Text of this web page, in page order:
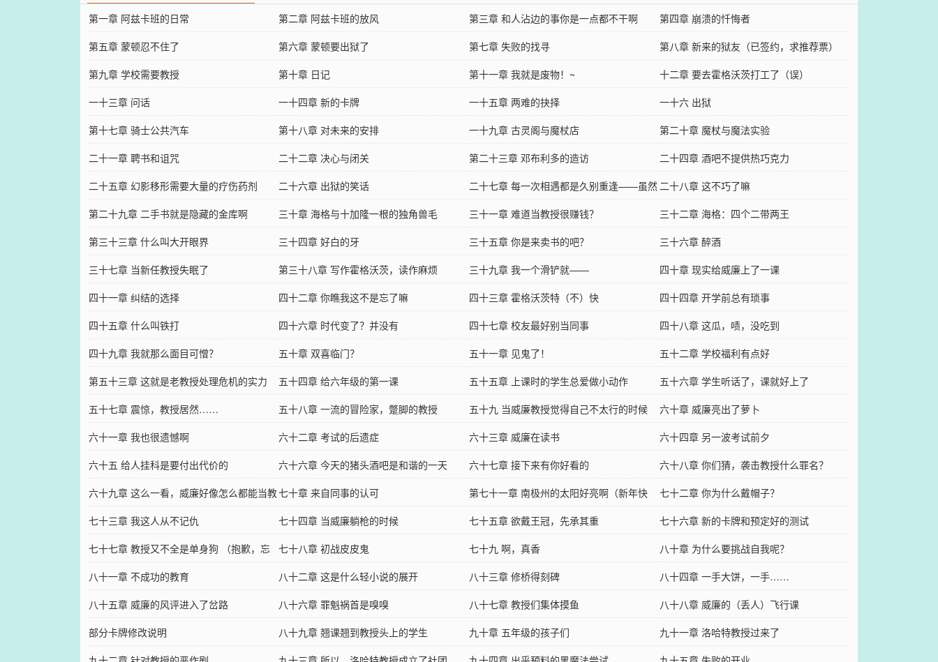
第一章 阿兹卡班的日常 第二章 阿兹卡班的放风 第三章 和人沾边的事你是一点都不干啊
第四章 崩溃的忏悔者
第五章 蒙顿忍不住了
第六章 蒙顿要出狱了 第七章 失败的找寻
第八章 新来的狱友（已签约，求推荐票）
第九章 学校需要教授
第十章 日记 第十一章 我就是废物！~
十二章 要去霍格沃茨打工了（误）
一十三章 问话
一十四章 新的卡牌 一十五章 两难的抉择
一十六 出狱
第十七章 骑士公共汽车
第十八章 对未来的安排 一十九章 古灵阁与魔杖店
第二十章 魔杖与魔法实验
二十一章 聘书和诅咒
二十二章 决心与闭关 第二十三章 邓布利多的造访
二十四章 酒吧不提供热巧克力
二十五章 幻影移形需要大量的疗伤药剂
二十六章 出狱的笑话
二十七章 每一次相遇都是久别重逢——虽然
你不想见我
二十八章 这不巧了嘛
第二十九章 二手书就是隐藏的金库啊
三十章 海格与十加隆一根的独角兽毛 三十一章 难道当教授很赚钱？
三十二章 海格：四个二带两王
第三十三章 什么叫大开眼界
三十四章 好白的牙 三十五章 你是来卖书的吧？
三十六章 醉酒
三十七章 当新任教授失眠了
第三十八章 写作霍格沃茨，读作麻烦 三十九章 我一个滑铲就——
四十章 现实给威廉上了一课
四十一章 纠结的选择
四十二章 你瞧我这不是忘了嘛 四十三章 霍格沃茨特（不）快
四十四章 开学前总有琐事
四十五章 什么叫铁打
四十六章 时代变了？并没有 四十七章 校友最好别当同事
四十八章 这瓜，啧，没吃到
四十九章 我就那么面目可憎？
五十章 双喜临门？ 五十一章 见鬼了！
五十二章 学校福利有点好
第五十三章 这就是老教授处理危机的实力
嘛？
五十四章 给六年级的第一课 五十五章 上课时的学生总爱做小动作
五十六章 学生听话了，课就好上了
五十七章 震惊，教授居然……
五十八章 一流的冒险家，蹩脚的教授 五十九 当威廉教授觉得自己不太行的时候
六十章 威廉亮出了萝卜
六十一章 我也很遗憾啊
六十二章 考试的后遗症 六十三章 威廉在读书
六十四章 另一波考试前夕
六十五 给人挂科是要付出代价的
六十六章 今天的猪头酒吧是和谐的一天 六十七章 接下来有你好看的
六十八章 你们猜，袭击教授什么罪名？
六十九章 这么一看，威廉好像怎么都能当教
授
七十章 来自同事的认可
第七十一章 南极州的太阳好亮啊（新年快
乐）
七十二章 你为什么戴帽子？
七十三章 我这人从不记仇
七十四章 当威廉躺枪的时候 七十五章 欲戴王冠，先承其重
七十六章 新的卡牌和预定好的测试
七十七章 教授又不全是单身狗 （抱歉，忘
发布了）
七十八章 初战皮皮鬼 七十九 啊，真香
八十章 为什么要挑战自我呢？
八十一章 不成功的教育
八十二章 这是什么轻小说的展开 八十三章 修桥得刻碑
八十四章 一手大饼，一手……
八十五章 威廉的风评进入了岔路
八十六章 罪魁祸首是嗅嗅 八十七章 教授们集体摸鱼
八十八章 威廉的（丢人）飞行课
部分卡牌修改说明
八十九章 翘课翘到教授头上的学生 九十章 五年级的孩子们
九十一章 洛哈特教授过来了